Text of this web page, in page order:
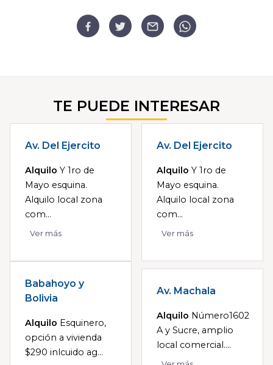
TE PUEDE INTERESAR
Av. Del Ejercito
Alquilo Y 1ro de
Mayo esquina.
Alquilo local zona
com...
Ver más
Av. Del Ejercito
Alquilo Y 1ro de
Mayo esquina.
Alquilo local zona
com...
Ver más
Babahoyo y
Bolivia
Alquilo Esquinero,
opción a vivienda
$290 inlcuido ag...
Av. Machala
Alquilo Número1602
A y Sucre, amplio
local comercial....